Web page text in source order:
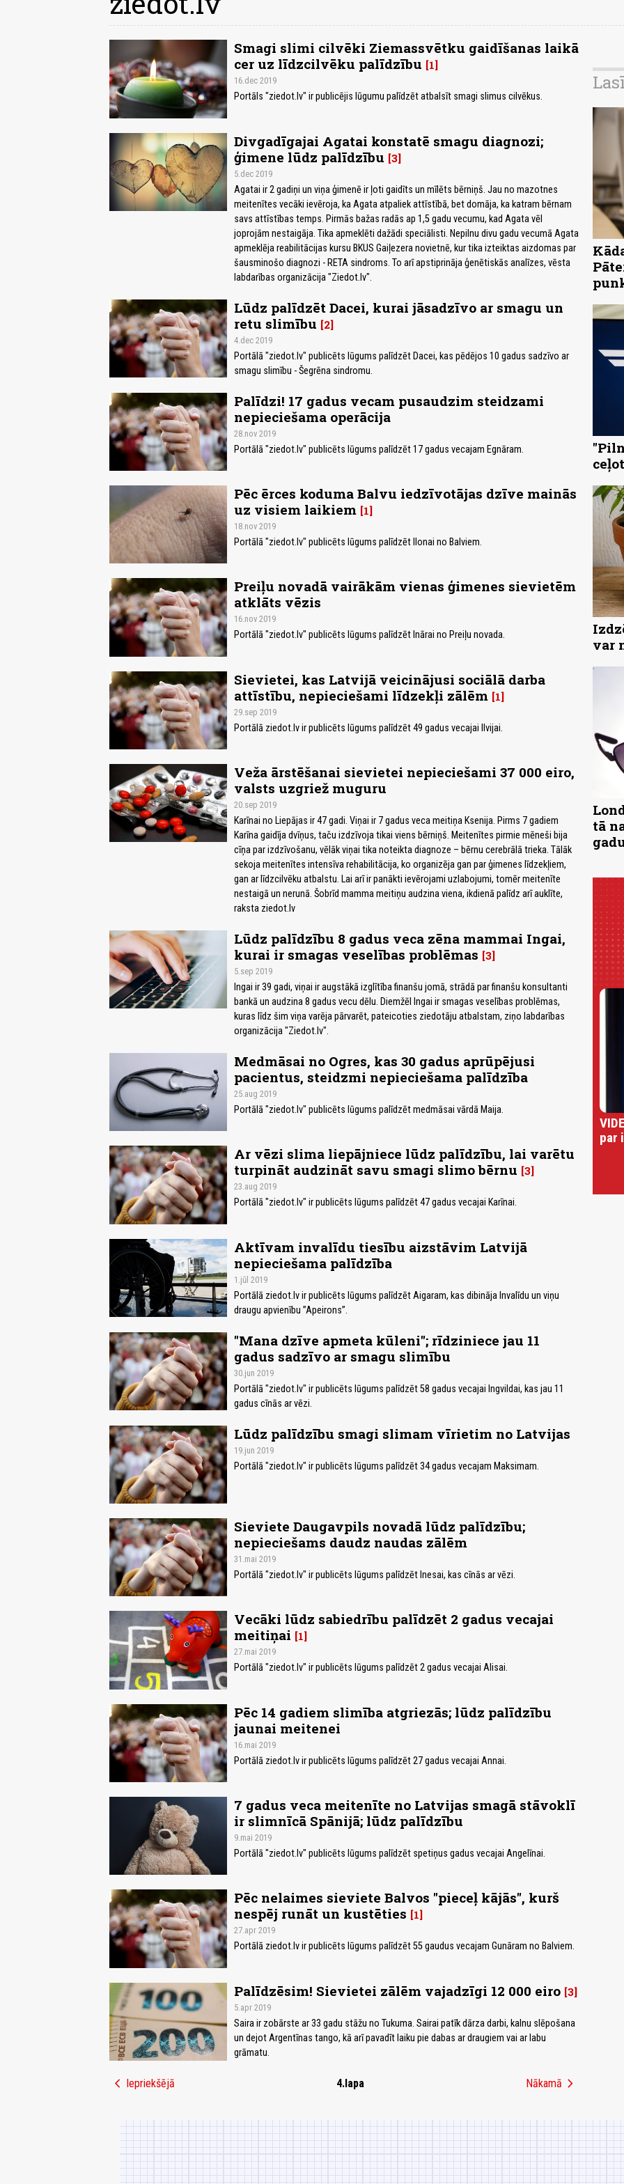
Smagi slimi cilvēki Ziemassvētku gaidīšanas laikā
cer uz līdzcilvēku palīdzību 1
16.dec 2019
Portāls "ziedot.lv" ir publicējis lūgumu palīdzēt atbalsīt smagi slimus cilvēkus.
Divgadīgajai Agatai konstatē smagu diagnozi;
ģimene lūdz palīdzību 3
5.dec 2019
Agatai ir 2 gadiņi un viņa ģimenē ir ļoti gaidīts un mīlēts bērniņš. Jau no mazotnes
meitenītes vecāki ievēroja, ka Agata atpaliek attīstībā, bet domāja, ka katram bērnam
savs attīstības temps. Pirmās bažas radās ap 1,5 gadu vecumu, kad Agata vēl
joprojām nestaigāja. Tika apmeklēti dažādi speciālisti. Nepilnu divu gadu vecumā Agata
apmeklēja reabilitācijas kursu BKUS Gaiļezera novietnē, kur tika izteiktas aizdomas par
šausminošo diagnozi - RETA sindroms. To arī apstiprināja ģenētiskās analīzes, vēsta
labdarības organizācija "Ziedot.lv".
Lūdz palīdzēt Dacei, kurai jāsadzīvo ar smagu un
retu slimību 2
4.dec 2019
Portālā "ziedot.lv" publicēts lūgums palīdzēt Dacei, kas pēdējos 10 gadus sadzīvo ar
smagu slimību - Šegrēna sindromu.
Palīdzi! 17 gadus vecam pusaudzim steidzami
nepieciešama operācija
28.nov 2019
Portālā "ziedot.lv" publicēts lūgums palīdzēt 17 gadus vecajam Egnāram.
Pēc ērces koduma Balvu iedzīvotājas dzīve mainās
uz visiem laikiem 1
18.nov 2019
Portālā "ziedot.lv" publicēts lūgums palīdzēt Ilonai no Balviem.
Preiļu novadā vairākām vienas ģimenes sievietēm
atklāts vēzis
16.nov 2019
Portālā "ziedot.lv" publicēts lūgums palīdzēt Inārai no Preiļu novada.
Sievietei, kas Latvijā veicinājusi sociālā darba
attīstību, nepieciešami līdzekļi zālēm 1
29.sep 2019
Portālā ziedot.lv ir publicēts lūgums palīdzēt 49 gadus vecajai Ilvijai.
Veža ārstēšanai sievietei nepieciešami 37 000 eiro,
valsts uzgriež muguru
20.sep 2019
Karīnai no Liepājas ir 47 gadi. Viņai ir 7 gadus veca meitiņa Ksenija. Pirms 7 gadiem
Karīna gaidīja dvīņus, taču izdzīvoja tikai viens bērniņš. Meitenītes pirmie mēneši bija
cīņa par izdzīvošanu, vēlāk viņai tika noteikta diagnoze – bērnu cerebrālā trieka. Tālāk
sekoja meitenītes intensīva rehabilitācija, ko organizēja gan par ģimenes līdzekļiem,
gan ar līdzcilvēku atbalstu. Lai arī ir panākti ievērojami uzlabojumi, tomēr meitenīte
nestaigā un nerunā. Šobrīd mamma meitiņu audzina viena, ikdienā palīdz arī auklīte,
raksta ziedot.lv
Lūdz palīdzību 8 gadus veca zēna mammai Ingai,
kurai ir smagas veselības problēmas 3
5.sep 2019
Ingai ir 39 gadi, viņai ir augstākā izglītība finanšu jomā, strādā par finanšu konsultanti
bankā un audzina 8 gadus vecu dēlu. Diemžēl Ingai ir smagas veselības problēmas,
kuras līdz šim viņa varēja pārvarēt, pateicoties ziedotāju atbalstam, ziņo labdarības
organizācija "Ziedot.lv".
Medmāsai no Ogres, kas 30 gadus aprūpējusi
pacientus, steidzmi nepieciešama palīdzība
25.aug 2019
Portālā "ziedot.lv" publicēts lūgums palīdzēt medmāsai vārdā Maija.
Ar vēzi slima liepājniece lūdz palīdzību, lai varētu
turpināt audzināt savu smagi slimo bērnu 3
23.aug 2019
Portālā "ziedot.lv" ir publicēts lūgums palīdzēt 47 gadus vecajai Karīnai.
Aktīvam invalīdu tiesību aizstāvim Latvijā
nepieciešama palīdzība
1.jūl 2019
Portālā ziedot.lv ir publicēts lūgums palīdzēt Aigaram, kas dibināja Invalīdu un viņu
draugu apvienību ”Apeirons”.
"Mana dzīve apmeta kūleni"; rīdziniece jau 11
gadus sadzīvo ar smagu slimību
30.jun 2019
Portālā "ziedot.lv" ir publicēts lūgums palīdzēt 58 gadus vecajai Ingvildai, kas jau 11
gadus cīnās ar vēzi.
Lūdz palīdzību smagi slimam vīrietim no Latvijas
19.jun 2019
Portālā "ziedot.lv" ir publicēts lūgums palīdzēt 34 gadus vecajam Maksimam.
Sieviete Daugavpils novadā lūdz palīdzību;
nepieciešams daudz naudas zālēm
31.mai 2019
Portālā "ziedot.lv" ir publicēts lūgums palīdzēt Inesai, kas cīnās ar vēzi.
Vecāki lūdz sabiedrību palīdzēt 2 gadus vecajai
meitiņai 1
27.mai 2019
Portālā "ziedot.lv" ir publicēts lūgums palīdzēt 2 gadus vecajai Alisai.
Pēc 14 gadiem slimība atgriezās; lūdz palīdzību
jaunai meitenei
16.mai 2019
Portālā ziedot.lv ir publicēts lūgums palīdzēt 27 gadus vecajai Annai.
7 gadus veca meitenīte no Latvijas smagā stāvoklī
ir slimnīcā Spānijā; lūdz palīdzību
9.mai 2019
Portālā "ziedot.lv" publicēts lūgums palīdzēt spetiņus gadus vecajai Angelīnai.
Pēc nelaimes sieviete Balvos "pieceļ kājās", kurš
nespēj runāt un kustēties 1
27.apr 2019
Portālā ziedot.lv ir publicēts lūgums palīdzēt 55 gaudus vecajam Gunāram no Balviem.
Palīdzēsim! Sievietei zālēm vajadzīgi 12 000 eiro 3
5.apr 2019
Saira ir zobārste ar 33 gadu stāžu no Tukuma. Sairai patīk dārza darbi, kalnu slēpošana
un dejot Argentīnas tango, kā arī pavadīt laiku pie dabas ar draugiem vai ar labu
grāmatu.
chevron_left Iepriekšējā 4.lapa Nākamā chevron_right
var
tā
par